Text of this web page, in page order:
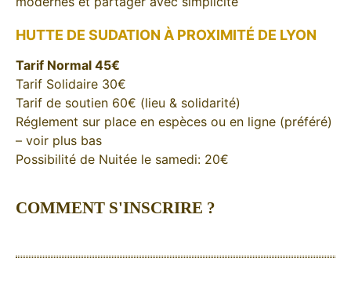
HUTTE DE SUDATION À PROXIMITÉ DE LYON
Tarif Normal 45€
Tarif Solidaire 30€
Tarif de soutien 60€ (lieu & solidarité)
Réglement sur place en espèces ou en ligne (préféré)
– voir plus bas
Possibilité de Nuitée le samedi: 20€
COMMENT S'INSCRIRE ?